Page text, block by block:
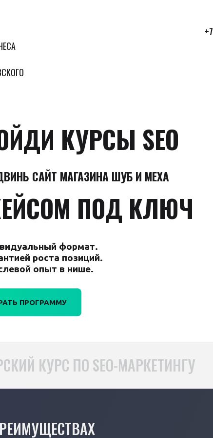
КУРСЫ SEO
САЙТ МАГАЗИНА ШУБ И МЕХА
ПОД КЛЮЧ
формат.
роста позиций.
опыт в нише.
ПРОГРАММУ
КУРС ПО SEO-МАРКЕТИНГУ